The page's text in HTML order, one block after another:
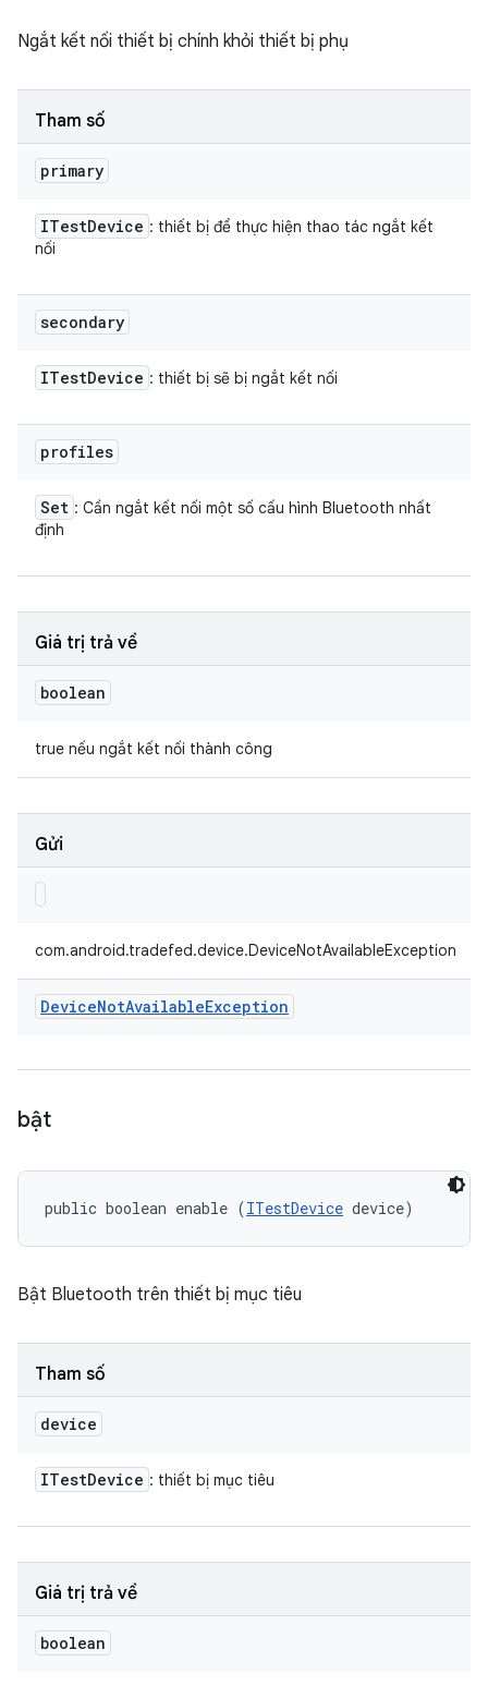
Ngắt kết nối thiết bị chính khỏi thiết bị phụ
Tham số
primary
ITestDevice : thiết bị để thực hiện thao tác ngắt kết
nối
secondary
ITestDevice : thiết bị sẽ bị ngắt kết nối
profiles
Set : Cần ngắt kết nối một số cấu hình Bluetooth nhất
định
Giá trị trả về
boolean
true nếu ngắt kết nối thành công
Gửi
com.android.tradefed.device.DeviceNotAvailableException
DeviceNotAvailableException
bật
public boolean enable (ITestDevice device)
Bật Bluetooth trên thiết bị mục tiêu
Tham số
device
ITestDevice : thiết bị mục tiêu
Giá trị trả về
boolean